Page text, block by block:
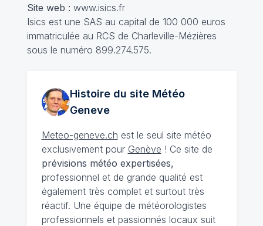
Site web : www.isics.fr
Isics est une SAS au capital de 100 000 euros
immatriculée au RCS de Charleville-Mézières
sous le numéro 899.274.575.
Histoire du site Météo
Geneve
Meteo-geneve.ch est le seul site météo
exclusivement pour Genève ! Ce site de
prévisions météo expertisées,
professionnel et de grande qualité est
également très complet et surtout très
réactif. Une équipe de météorologistes
professionnels et passionnés locaux suit